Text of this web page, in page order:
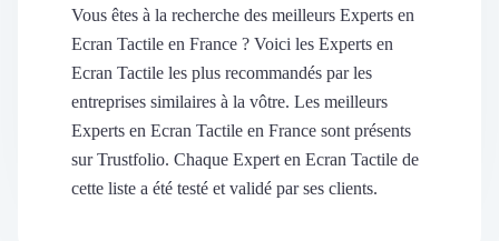
Révéler le réseau
Vitrine & média
Suivi du ROI
Voir tous nos avis clients
Vous êtes à la recherche des meilleurs Experts en
Ecran Tactile en France ? Voici les Experts en
Ecran Tactile les plus recommandés par les
entreprises similaires à la vôtre. Les meilleurs
Experts en Ecran Tactile en France sont présents
sur Trustfolio. Chaque Expert en Ecran Tactile de
cette liste a été testé et validé par ses clients.